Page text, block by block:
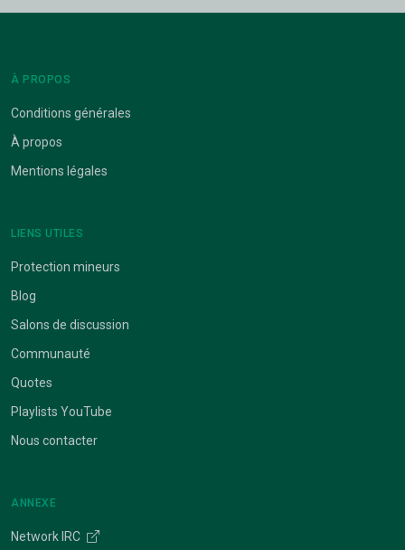
À PROPOS
Conditions générales
À propos
Mentions légales
LIENS UTILES
Protection mineurs
Blog
Salons de discussion
Communauté
Quotes
Playlists YouTube
Nous contacter
ANNEXE
Network IRC